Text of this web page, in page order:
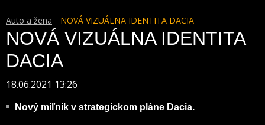
Auto a žena NOVÁ VIZUÁLNA IDENTITA DACIA
NOVÁ VIZUÁLNA IDENTITA
DACIA
18.06.2021 13:26
Nový míľnik v strategickom pláne Dacia.